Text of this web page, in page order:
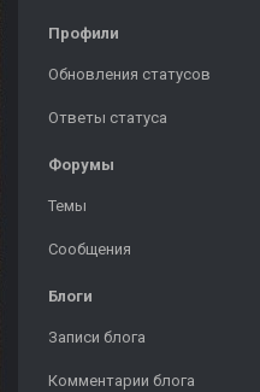
Профили
Обновления статусов
Ответы статуса
Форумы
Темы
Сообщения
Блоги
Записи блога
Комментарии блога